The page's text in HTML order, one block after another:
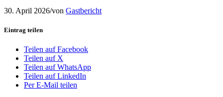
30. April 2026/von Gastbericht
Eintrag teilen
Teilen auf Facebook
Teilen auf X
Teilen auf WhatsApp
Teilen auf LinkedIn
Per E-Mail teilen